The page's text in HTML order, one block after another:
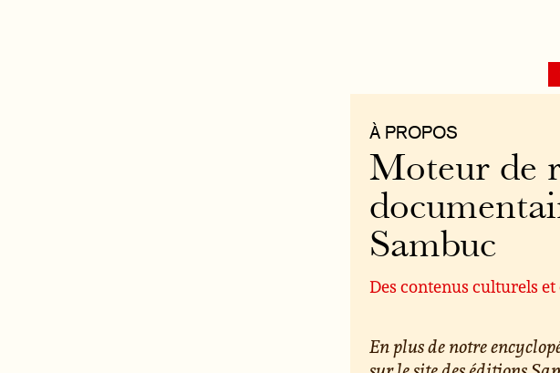
À PROPOS
Moteur de
Sambuc
Des contenus culturels
En plus de notre